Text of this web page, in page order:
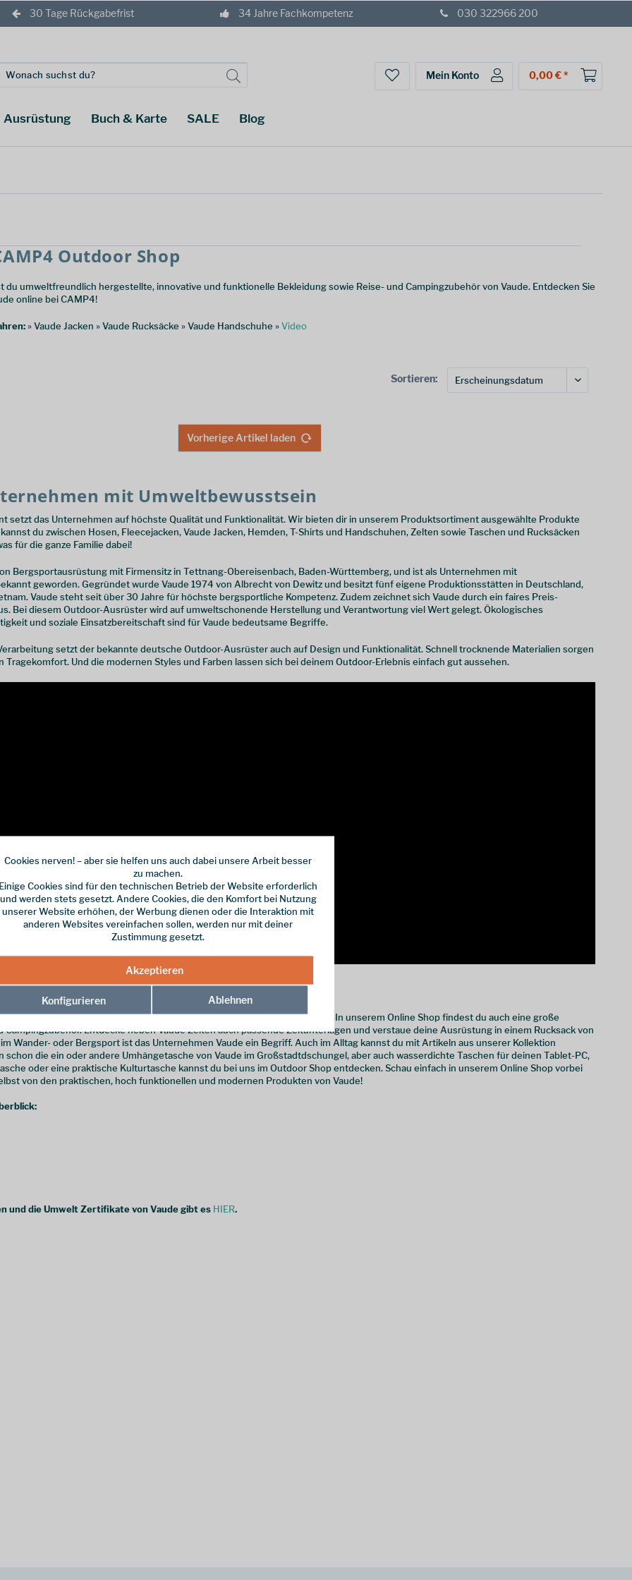
30 Tage Rückgabefrist 34 Jahre Fachkompetenz 030 322966 200
Mein Konto 0,00 € *
Ausrüstung Buch & Karte SALE Blog
Outdoor Shop
du umweltfreundlich hergestellte, innovative und funktionelle Bekleidung sowie Reise- und Campingzubehör von Vaude. Entdecken Sie
online bei CAMP4!
» Vaude Jacken » Vaude Rucksäcke » Vaude Handschuhe »Video
Sortieren:
Vorherige Artikel laden
mit Umweltbewusstsein
setzt das Unternehmen auf höchste Qualität und Funktionalität. Wir bieten dir in unserem Produktsortiment ausgewählte Produkte
du zwischen Hosen, Fleecejacken, Vaude Jacken, Hemden, T-Shirts und Handschuhen, Zelten sowie Taschen und Rucksäcken
für die ganze Familie dabei!
Bergsportausrüstung mit Firmensitz in Tettnang-Obereisenbach, Baden-Württemberg, und ist als Unternehmen mit
geworden. Gegründet wurde Vaude 1974 von Albrecht von Dewitz und besitzt fünf eigene Produktionsstätten in Deutschland,
Vaude steht seit über 30 Jahre für höchste bergsportliche Kompetenz. Zudem zeichnet sich Vaude durch ein faires Preis-
Bei diesem Outdoor-Ausrüster wird auf umweltschonende Herstellung und Verantwortung viel Wert gelegt. Ökologisches
und soziale Einsatzbereitschaft sind für Vaude bedeutsame Begriffe.
setzt der bekannte deutsche Outdoor-Ausrüster auch auf Design und Funktionalität. Schnell trocknende Materialien sorgen
Tragekomfort. Und die modernen Styles und Farben lassen sich bei deinem Outdoor-Erlebnis einfach gut aussehen.
jede Gelegenheit
du nicht nur mit der Outdoorbekleidung von Vaude bestens ausgerüstet. In unserem Online Shop findest du auch eine große
Campingzubehör. Entdecke neben Vaude Zelten auch passende Zeltunterlagen und verstaue deine Ausrüstung in einem Rucksack von
Wander- oder Bergsport ist das Unternehmen Vaude ein Begriff. Auch im Alltag kannst du mit Artikeln aus unserer Kollektion
schon die ein oder andere Umhängetasche von Vaude im Großstadtdschungel, aber auch wasserdichte Taschen für deinen Tablet-PC,
oder eine praktische Kulturtasche kannst du bei uns im Outdoor Shop entdecken. Schau einfach in unserem Online Shop vorbei
von den praktischen, hoch funktionellen und modernen Produkten von Vaude!
und die Umwelt Zertifikate von Vaude gibt es HIER.
Cookies nerven! – aber sie helfen uns auch dabei unsere Arbeit besser
zu machen.
Einige Cookies sind für den technischen Betrieb der Website erforderlich
und werden stets gesetzt. Andere Cookies, die den Komfort bei Nutzung
unserer Website erhöhen, der Werbung dienen oder die Interaktion mit
anderen Websites vereinfachen sollen, werden nur mit deiner
Zustimmung gesetzt.
Akzeptieren
Konfigurieren Ablehnen